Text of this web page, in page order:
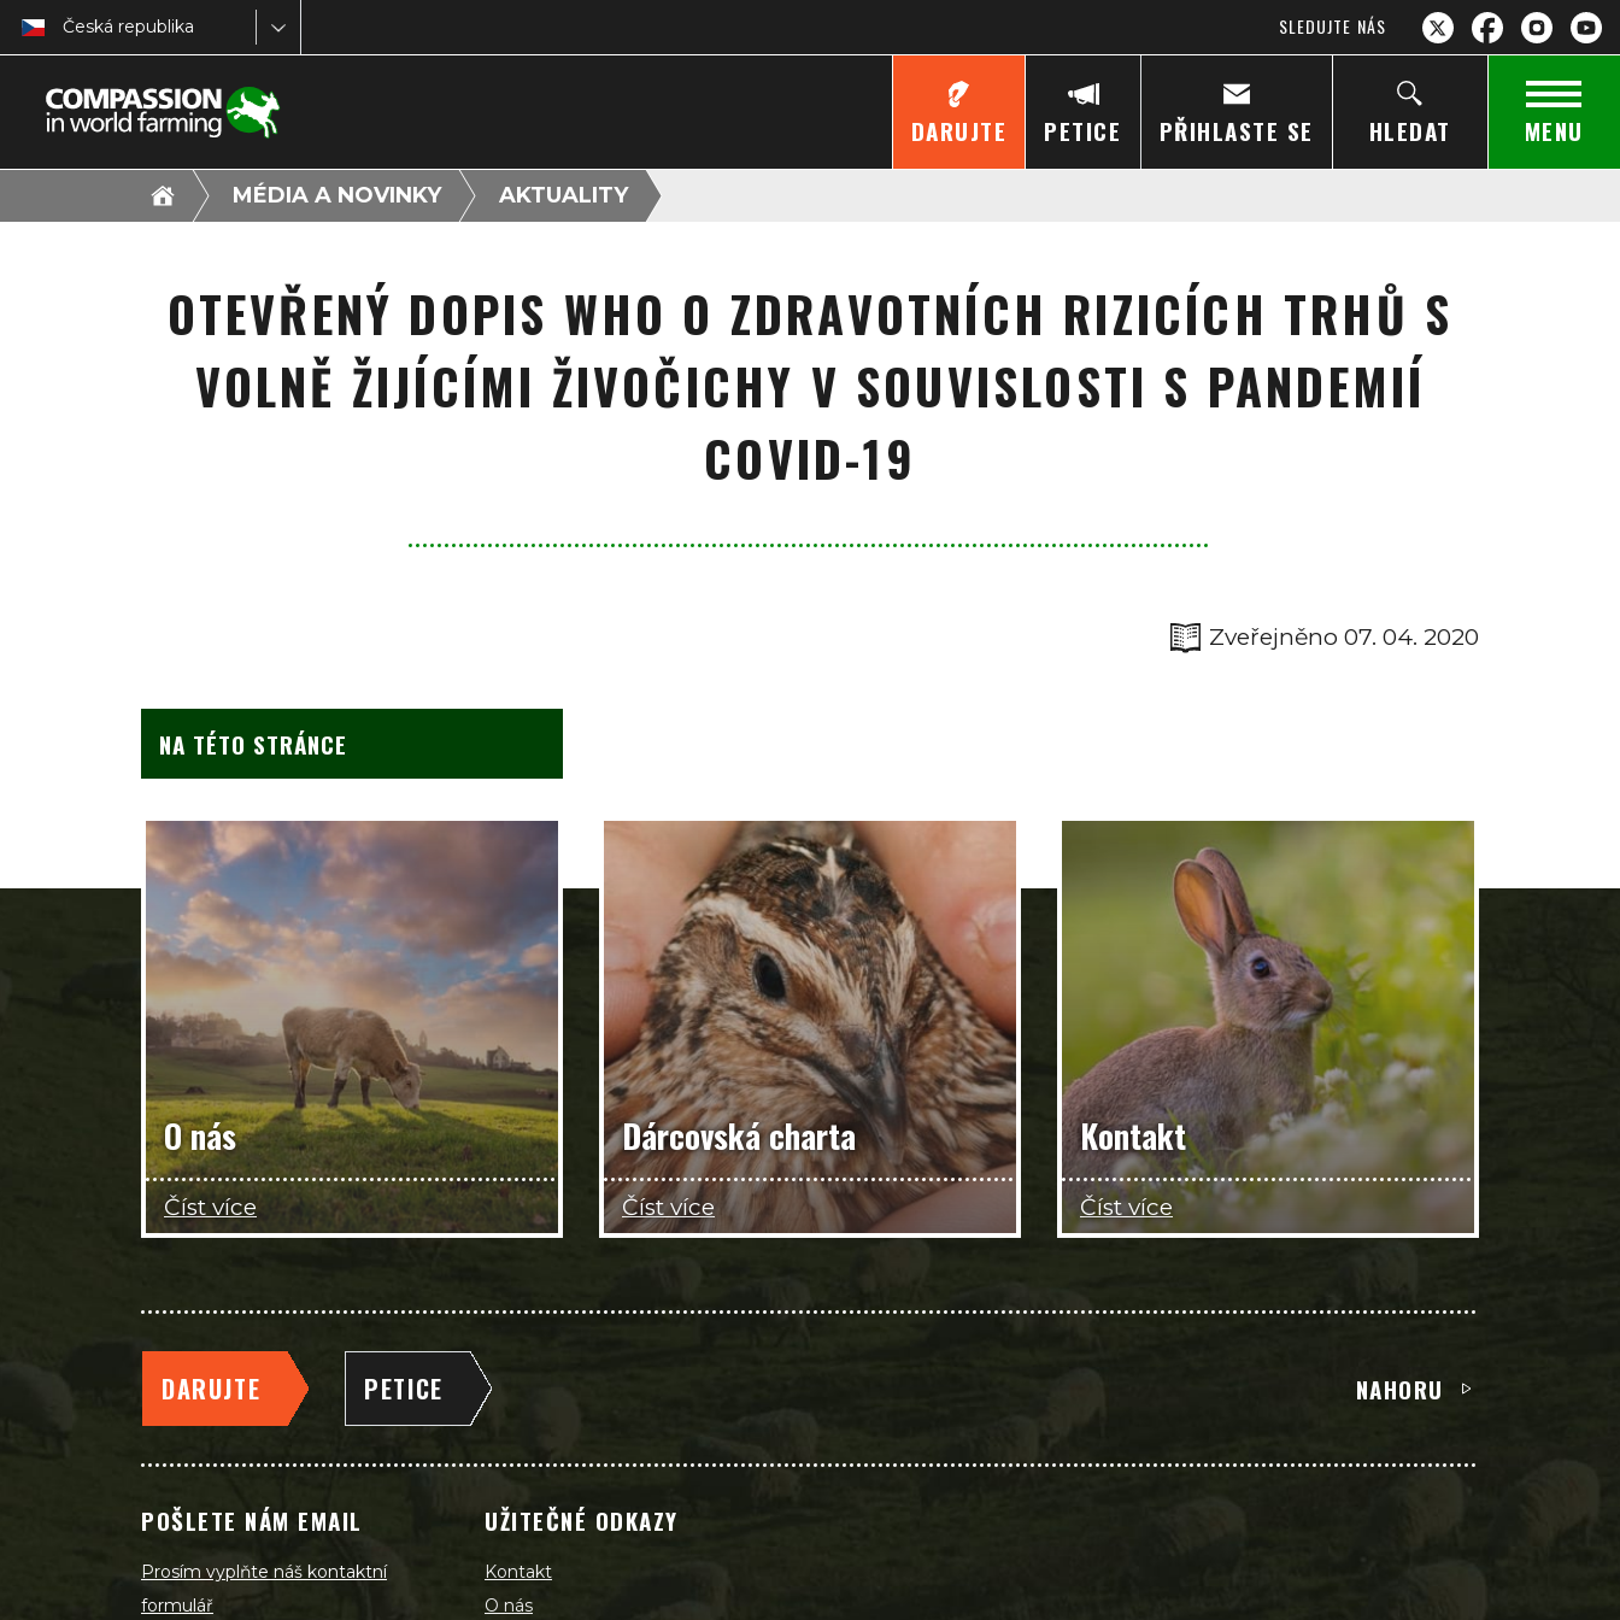
Česká republika SLEDUJTE NÁS
DARUJTE PETICE PŘIHLASTE SE HLEDAT MENU
MÉDIA A NOVINKY AKTUALITY
OTEVŘENÝ DOPIS WHO O ZDRAVOTNÍCH RIZICÍCH TRHŮ S
VOLNĚ ŽIJÍCÍMI ŽIVOČICHY V SOUVISLOSTI S PANDEMIÍ
COVID-19
Zveřejněno 07. 04. 2020
NA TÉTO STRÁNCE
O nás
Číst více
Dárcovská charta
Číst více
Kontakt
Číst více
DARUJTE PETICE NAHORU
POŠLETE NÁM EMAIL
Prosím vyplňte náš kontaktní
formulář
UŽITEČNÉ ODKAZY
Kontakt
O nás